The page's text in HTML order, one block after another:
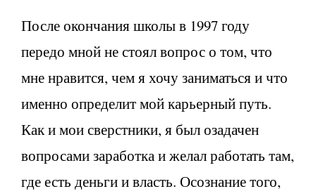
После окончания школы в 1997 году
передо мной не стоял вопрос о том, что
мне нравится, чем я хочу заниматься и что
именно определит мой карьерный путь.
Как и мои сверстники, я был озадачен
вопросами заработка и желал работать там,
где есть деньги и власть. Осознание того,